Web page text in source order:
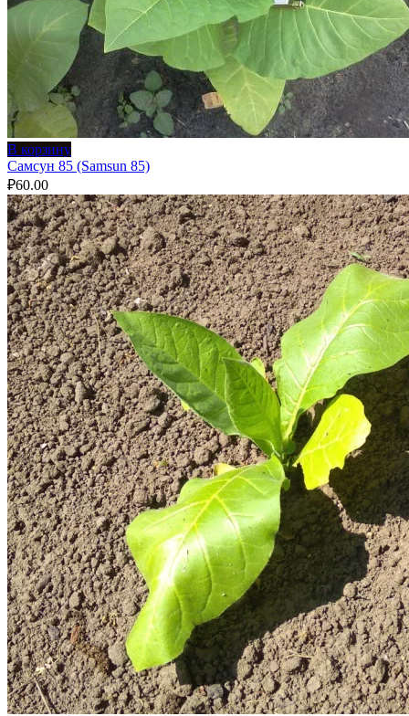
В корзину
Самсун 85 (Samsun 85)
₽60.00